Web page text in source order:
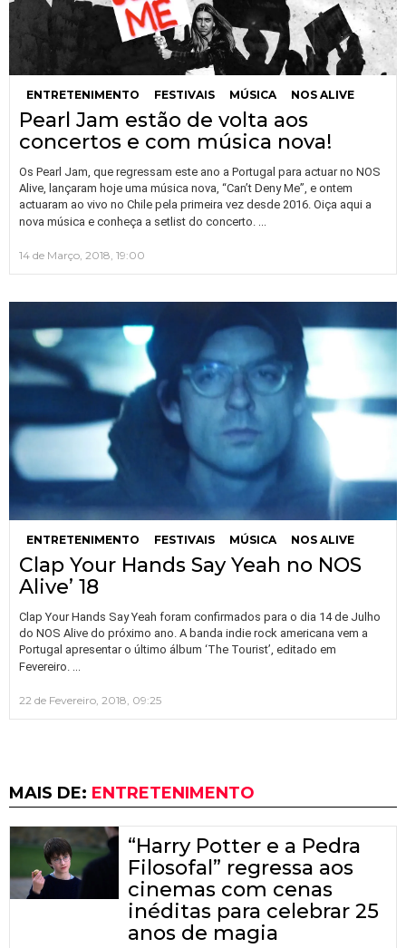
ENTRETENIMENTO FESTIVAIS MÚSICA NOS ALIVE
Pearl Jam estão de volta aos
concertos e com música nova!
Os Pearl Jam, que regressam este ano a Portugal para actuar no NOS
Alive, lançaram hoje uma música nova, “Can’t Deny Me”, e ontem
actuaram ao vivo no Chile pela primeira vez desde 2016. Oiça aqui a
nova música e conheça a setlist do concerto.
14 de Março, 2018, 19:00
ENTRETENIMENTO FESTIVAIS MÚSICA NOS ALIVE
Clap Your Hands Say Yeah no NOS
Alive’ 18
Clap Your Hands Say Yeah foram confirmados para o dia 14 de Julho
do NOS Alive do próximo ano. A banda indie rock americana vem a
Portugal apresentar o último álbum ‘The Tourist’, editado em
Fevereiro.
22 de Fevereiro, 2018, 09:25
MAIS DE: ENTRETENIMENTO
“Harry Potter e a Pedra
Filosofal” regressa aos
cinemas com cenas
inéditas para celebrar 25
anos de magia